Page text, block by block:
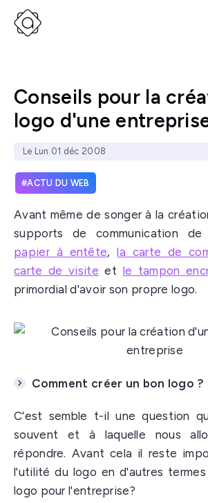
Conseils pour la
logo d'une
Le Lun 01 déc 2008
ACTU DU WEB
Avant même de songer à la
supports de communication
papier à entête,la carte de
carte de visite et le tampon
primordial d'avoir son propre logo.
Comment créer un bon logo ?
C'est semble t-il une question
souvent et à laquelle nous
répondre. Avant cela il reste
l'utilité du logo en d'autres
logo pour l'entreprise?